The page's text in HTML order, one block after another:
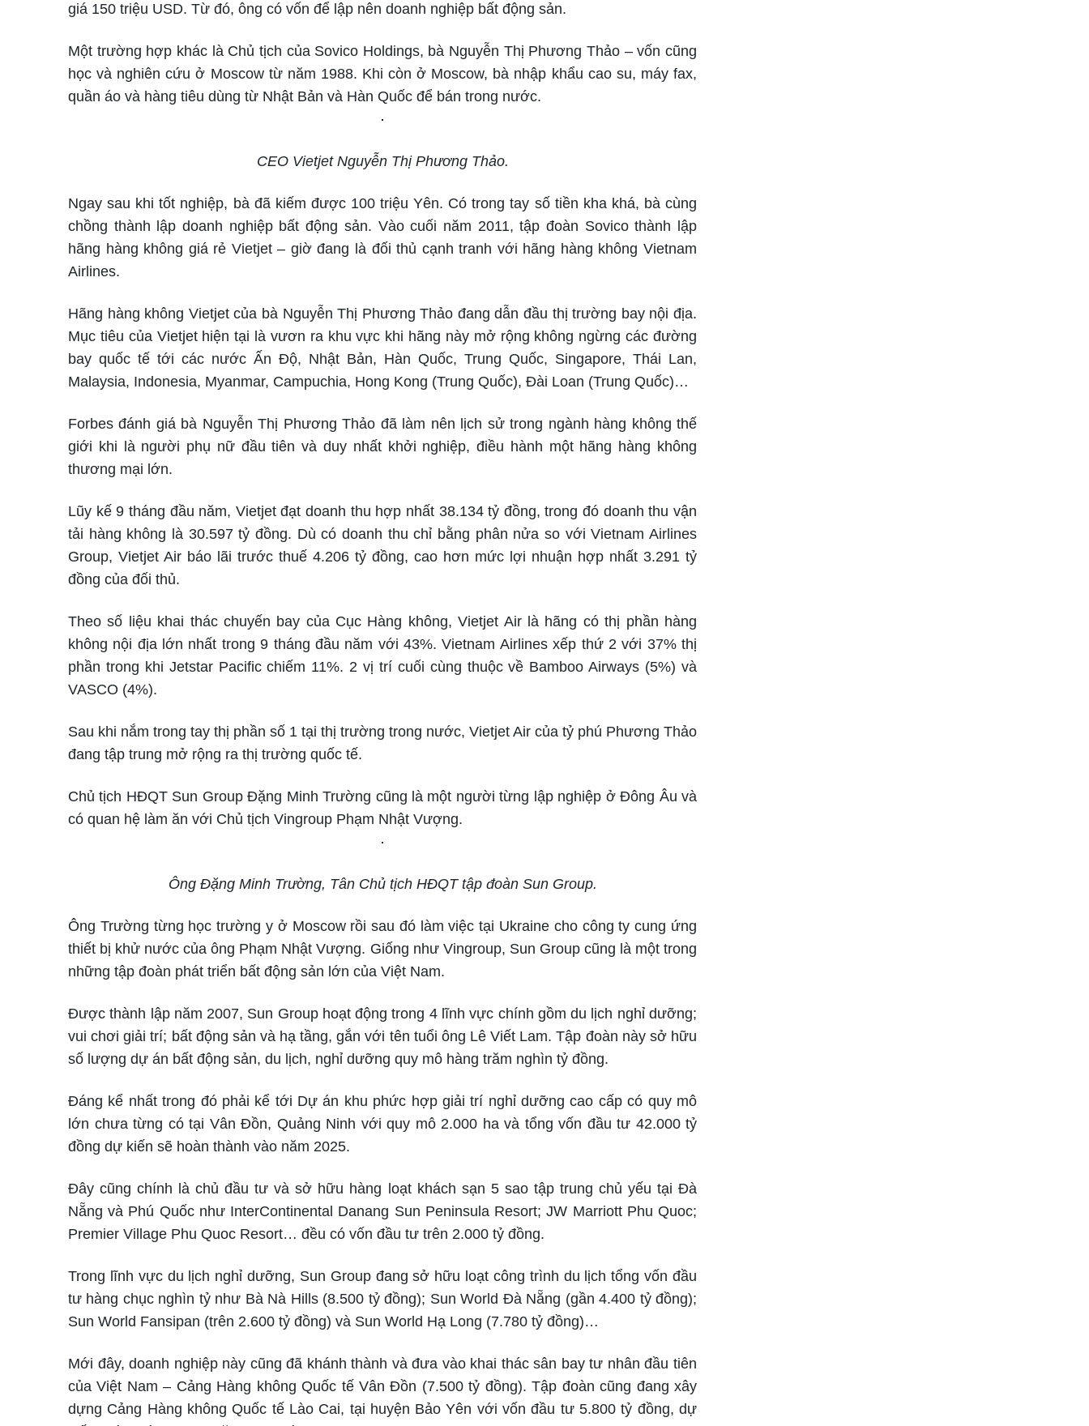
giá 150 triệu USD. Từ đó, ông có vốn để lập nên doanh nghiệp bất động sản.
Một trường hợp khác là Chủ tịch của Sovico Holdings, bà Nguyễn Thị Phương Thảo – vốn cũng
học và nghiên cứu ở Moscow từ năm 1988. Khi còn ở Moscow, bà nhập khẩu cao su, máy fax,
quần áo và hàng tiêu dùng từ Nhật Bản và Hàn Quốc để bán trong nước.
CEO Vietjet Nguyễn Thị Phương Thảo.
Ngay sau khi tốt nghiệp, bà đã kiếm được 100 triệu Yên. Có trong tay số tiền kha khá, bà cùng
chồng thành lập doanh nghiệp bất động sản. Vào cuối năm 2011, tập đoàn Sovico thành lập
hãng hàng không giá rẻ Vietjet – giờ đang là đối thủ cạnh tranh với hãng hàng không Vietnam
Airlines.
Hãng hàng không Vietjet của bà Nguyễn Thị Phương Thảo đang dẫn đầu thị trường bay nội địa.
Mục tiêu của Vietjet hiện tại là vươn ra khu vực khi hãng này mở rộng không ngừng các đường
bay quốc tế tới các nước Ấn Độ, Nhật Bản, Hàn Quốc, Trung Quốc, Singapore, Thái Lan,
Malaysia, Indonesia, Myanmar, Campuchia, Hong Kong (Trung Quốc), Đài Loan (Trung Quốc)…
Forbes đánh giá bà Nguyễn Thị Phương Thảo đã làm nên lịch sử trong ngành hàng không thế
giới khi là người phụ nữ đầu tiên và duy nhất khởi nghiệp, điều hành một hãng hàng không
thương mại lớn.
Lũy kế 9 tháng đầu năm, Vietjet đạt doanh thu hợp nhất 38.134 tỷ đồng, trong đó doanh thu vận
tải hàng không là 30.597 tỷ đồng. Dù có doanh thu chỉ bằng phân nửa so với Vietnam Airlines
Group, Vietjet Air báo lãi trước thuế 4.206 tỷ đồng, cao hơn mức lợi nhuận hợp nhất 3.291 tỷ
đồng của đối thủ.
Theo số liệu khai thác chuyến bay của Cục Hàng không, Vietjet Air là hãng có thị phần hàng
không nội địa lớn nhất trong 9 tháng đầu năm với 43%. Vietnam Airlines xếp thứ 2 với 37% thị
phần trong khi Jetstar Pacific chiếm 11%. 2 vị trí cuối cùng thuộc về Bamboo Airways (5%) và
VASCO (4%).
Sau khi nắm trong tay thị phần số 1 tại thị trường trong nước, Vietjet Air của tỷ phú Phương Thảo
đang tập trung mở rộng ra thị trường quốc tế.
Chủ tịch HĐQT Sun Group Đặng Minh Trường cũng là một người từng lập nghiệp ở Đông Âu và
có quan hệ làm ăn với Chủ tịch Vingroup Phạm Nhật Vượng.
Ông Đặng Minh Trường, Tân Chủ tịch HĐQT tập đoàn Sun Group.
Ông Trường từng học trường y ở Moscow rồi sau đó làm việc tại Ukraine cho công ty cung ứng
thiết bị khử nước của ông Phạm Nhật Vượng. Giống như Vingroup, Sun Group cũng là một trong
những tập đoàn phát triển bất động sản lớn của Việt Nam.
Được thành lập năm 2007, Sun Group hoạt động trong 4 lĩnh vực chính gồm du lịch nghỉ dưỡng;
vui chơi giải trí; bất động sản và hạ tầng, gắn với tên tuổi ông Lê Viết Lam. Tập đoàn này sở hữu
số lượng dự án bất động sản, du lịch, nghỉ dưỡng quy mô hàng trăm nghìn tỷ đồng.
Đáng kể nhất trong đó phải kể tới Dự án khu phức hợp giải trí nghỉ dưỡng cao cấp có quy mô
lớn chưa từng có tại Vân Đồn, Quảng Ninh với quy mô 2.000 ha và tổng vốn đầu tư 42.000 tỷ
đồng dự kiến sẽ hoàn thành vào năm 2025.
Đây cũng chính là chủ đầu tư và sở hữu hàng loạt khách sạn 5 sao tập trung chủ yếu tại Đà
Nẵng và Phú Quốc như InterContinental Danang Sun Peninsula Resort; JW Marriott Phu Quoc;
Premier Village Phu Quoc Resort… đều có vốn đầu tư trên 2.000 tỷ đồng.
Trong lĩnh vực du lịch nghỉ dưỡng, Sun Group đang sở hữu loạt công trình du lịch tổng vốn đầu
tư hàng chục nghìn tỷ như Bà Nà Hills (8.500 tỷ đồng); Sun World Đà Nẵng (gần 4.400 tỷ đồng);
Sun World Fansipan (trên 2.600 tỷ đồng) và Sun World Hạ Long (7.780 tỷ đồng)…
Mới đây, doanh nghiệp này cũng đã khánh thành và đưa vào khai thác sân bay tư nhân đầu tiên
của Việt Nam – Cảng Hàng không Quốc tế Vân Đồn (7.500 tỷ đồng). Tập đoàn cũng đang xây
dựng Cảng Hàng không Quốc tế Lào Cai, tại huyện Bảo Yên với vốn đầu tư 5.800 tỷ đồng, dự